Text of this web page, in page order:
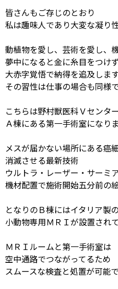
皆さんもご存じのとおり
私は趣味人であり大変な凝り性
動植物を愛し、芸術を愛し、
夢中になると金に糸目をつけ
大赤字覚悟で納得を追及しま
その習性は仕事の場合も同様で
こちらは野村獣医科Ｖセンタ
Ａ棟にある第一手術室になりま
メスが届かない場所にある癌
消滅させる最新技術
ウルトラ・レーザー・サーミ
機材配置で施術開始五分前の絵
となりのＢ棟にはイタリア製の
小動物専用ＭＲＩが設置されて
ＭＲＩルームと第一手術室は
空中通路でつながってるため
スムースな検査と処置が可能で